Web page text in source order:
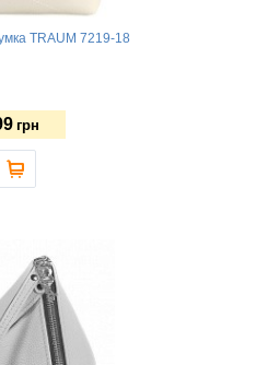
TRAUM 7219-18
грн